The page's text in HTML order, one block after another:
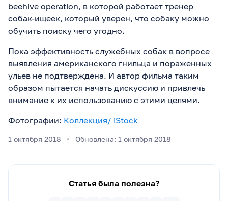
beehive operation, в которой работает тренер
собак-ищеек, который уверен, что собаку можно
обучить поиску чего угодно.
Пока эффективность служебных собак в вопросе
выявления американского гнильца и пораженных
ульев не подтверждена. И автор фильма таким
образом пытается начать дискуссию и привлечь
внимание к их использованию с этими целями.
Фотографии: Коллекция/ iStock
1 октября 2018 Обновлена: 1 октября 2018
Статья была полезна?